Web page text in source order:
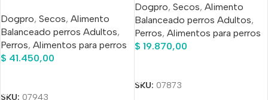
Dogpro, Secos, Alimento
Balanceado perros Adultos,
Perros, Alimentos para perros
$ 41.450,00
SKU: 07943
Dogpro, Secos, Alimento
Balanceado perros Adultos,
Perros, Alimentos para perros
$ 19.870,00
SKU: 07873